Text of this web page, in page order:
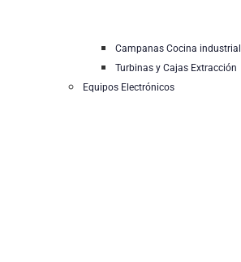
Campanas Cocina industrial
Turbinas y Cajas Extracción
Equipos Electrónicos